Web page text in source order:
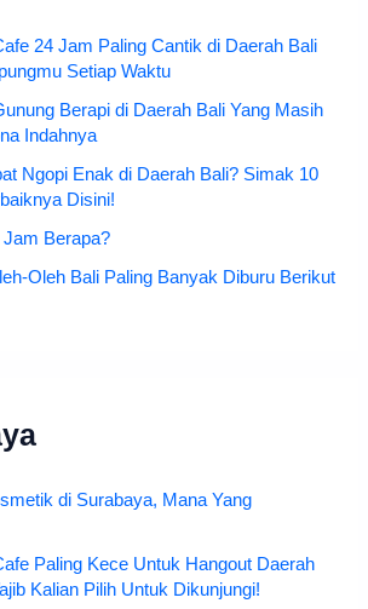
24 Jam Paling Cantik di Daerah Bali
Setiap Waktu
Berapi di Daerah Bali Yang Masih
Indahnya
Ngopi Enak di Daerah Bali? Simak 10
Disini!
Jam Berapa?
Oleh Bali Paling Banyak Diburu Berikut
di Surabaya, Mana Yang
Paling Kece Untuk Hangout Daerah
Kalian Pilih Untuk Dikunjungi!